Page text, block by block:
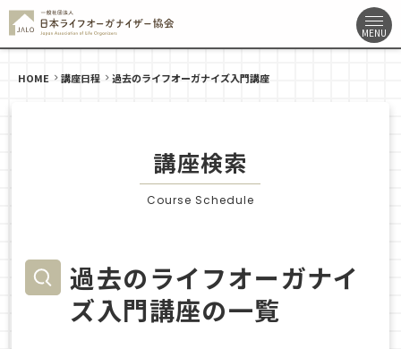
HOME 講座日程 過去のライフオーガナイズ入門講座
講座検索
Course Schedule
過去のライフオーガナイ
ズ入門講座の一覧